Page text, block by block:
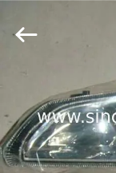
LA
MAISON
LTD..